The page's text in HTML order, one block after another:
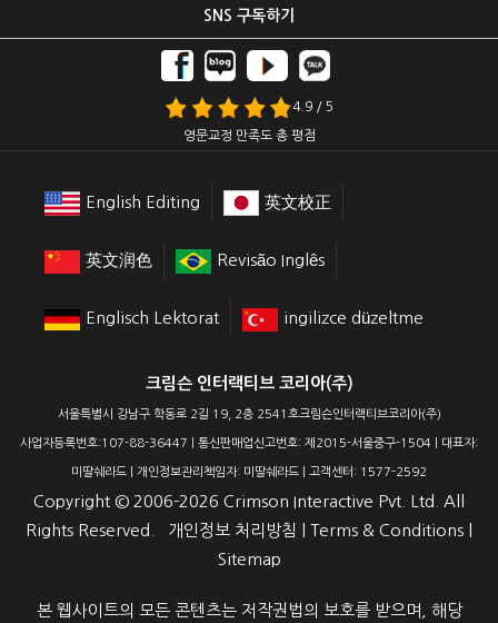
SNS 구독하기
4.9 / 5
영문교정 만족도 총 평점
English Editing 英文校正
英文润色 Revisão Inglês
Englisch Lektorat ingilizce düzeltme
크림슨 인터랙티브 코리아(주)
서울특별시 강남구 학동로 2길 19, 2층 2541호크림슨인터랙티브코리아(주)
사업자등록번호:107-88-36447 | 통신판매업신고번호: 제2015-서울중구-1504 | 대표자:
미딸쉐라드 | 개인정보관리책임자: 미딸쉐라드 | 고객센터: 1577-2592
Copyright © 2006-2026 Crimson Interactive Pvt. Ltd. All
Rights Reserved. 개인정보 처리방침 Terms & Conditions
Sitemap
본 웹사이트의 모든 콘텐츠는 저작권법의 보호를 받으며, 해당